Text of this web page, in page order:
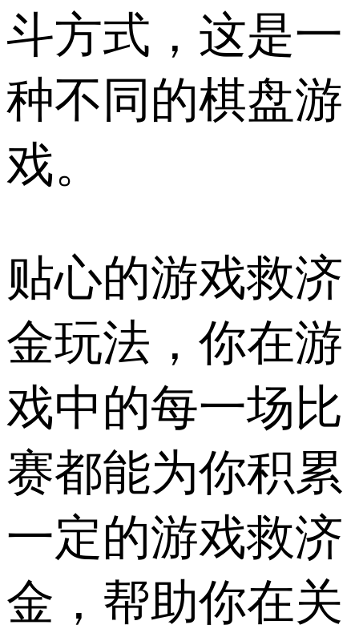
斗方式，这是一
种不同的棋盘游
戏。
贴心的游戏救济
金玩法，你在游
戏中的每一场比
赛都能为你积累
一定的游戏救济
金，帮助你在关